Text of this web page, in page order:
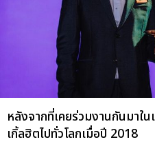
หลังจากที่เคยร่วมงานกันมาใ
เกิ้ลฮิตไปทั่วโลกเมื่อปี 2018